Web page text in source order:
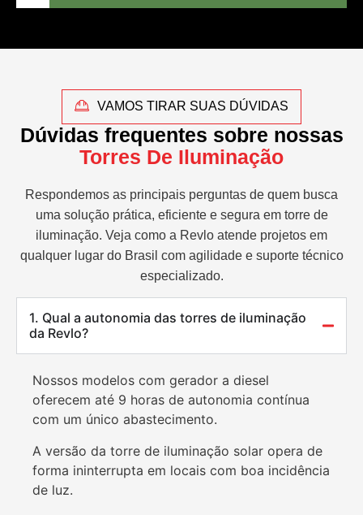
VAMOS TIRAR SUAS DÚVIDAS
Dúvidas frequentes sobre nossas
Torres De Iluminação
Respondemos as principais perguntas de quem busca
uma solução prática, eficiente e segura em torre de
iluminação. Veja como a Revlo atende projetos em
qualquer lugar do Brasil com agilidade e suporte técnico
especializado.
1. Qual a autonomia das torres de iluminação
da Revlo?
Nossos modelos com gerador a diesel
oferecem até 9 horas de autonomia contínua
com um único abastecimento.
A versão da torre de iluminação solar opera de
forma ininterrupta em locais com boa incidência
de luz.